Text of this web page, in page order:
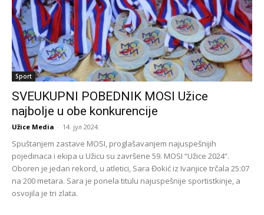
Sport
SVEUKUPNI POBEDNIK MOSI Užice
najbolje u obe konkurencije
Užice Media - 14. јул 2024.
Spuštanjem zastave MOSI, proglašavanjem najuspešnijih
pojedinaca i ekipa u Užicu su završene 59. MOSI “Užice 2024”.
Oboren je jedan rekord, u atletici, Sara Đokić iz Ivanjice trčala 25:07
na 200 metara. Sara je ponela titulu najuspešnije sportistkinje, a
osvojila je tri zlata.